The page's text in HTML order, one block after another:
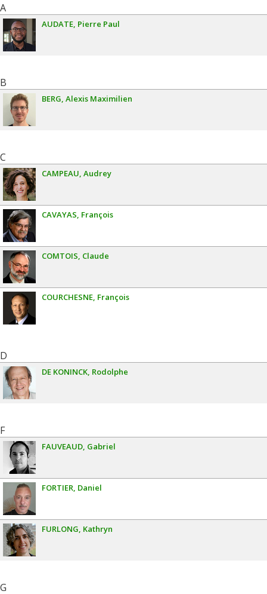
A
AUDATE Pierre Paul
B
BERG Alexis Maximilien
C
CAMPEAU Audrey
CAVAYAS François
COMTOIS Claude
COURCHESNE François
D
DE KONINCK Rodolphe
F
FAUVEAUD Gabriel
FORTIER Daniel
FURLONG Kathryn
G